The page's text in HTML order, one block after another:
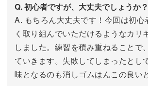
Q. 初心者ですが、大丈夫でしょうか？
A. もちろん大丈夫です！今回は初心
く取り組んでいただけるようなカリ
しました。練習を積み重ねることで
ていきます。失敗してしまったとし
味となるのも消しゴムはんこの良い